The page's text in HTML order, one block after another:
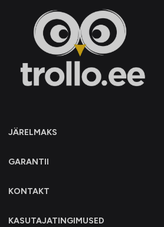
JÄRELMAKS
GARANTII
KONTAKT
KASUTAJATINGIMUSED